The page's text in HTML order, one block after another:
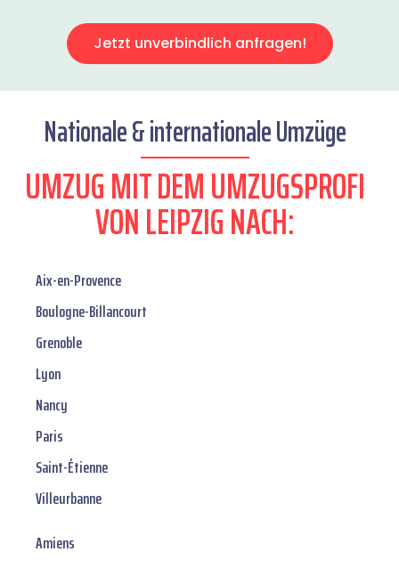
Jetzt unverbindlich anfragen!
Nationale & internationale Umzüge
UMZUG MIT DEM UMZUGSPROFI
VON LEIPZIG NACH:
Aix-en-Provence
Boulogne-Billancourt
Grenoble
Lyon
Nancy
Paris
Saint-Étienne
Villeurbanne
Amiens